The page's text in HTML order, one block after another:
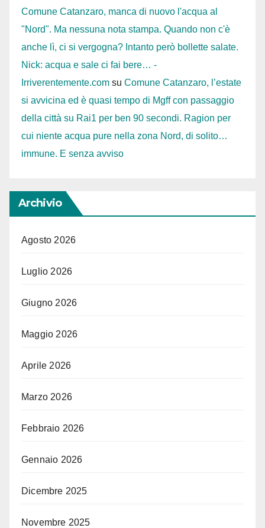
Comune Catanzaro, manca di nuovo l'acqua al
"Nord". Ma nessuna nota stampa. Quando non c'è
anche lì, ci si vergogna? Intanto però bollette salate.
Nick: acqua e sale ci fai bere… -
Irriverentemente.com su Comune Catanzaro, l’estate
si avvicina ed è quasi tempo di Mgff con passaggio
della città su Rai1 per ben 90 secondi. Ragion per
cui niente acqua pure nella zona Nord, di solito…
immune. E senza avviso
Archivio
Agosto 2026
Luglio 2026
Giugno 2026
Maggio 2026
Aprile 2026
Marzo 2026
Febbraio 2026
Gennaio 2026
Dicembre 2025
Novembre 2025